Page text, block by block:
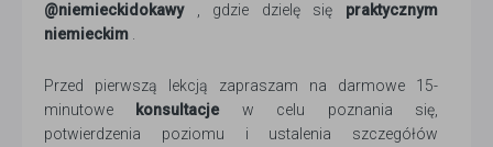
@niemieckidokawy, gdzie dzielę się praktycznym
niemieckim .
Przed pierwszą lekcją zapraszam na darmowe 15-
minutowe
konsultacjew celu poznania się,
potwierdzenia poziomu i ustalenia szczegółów